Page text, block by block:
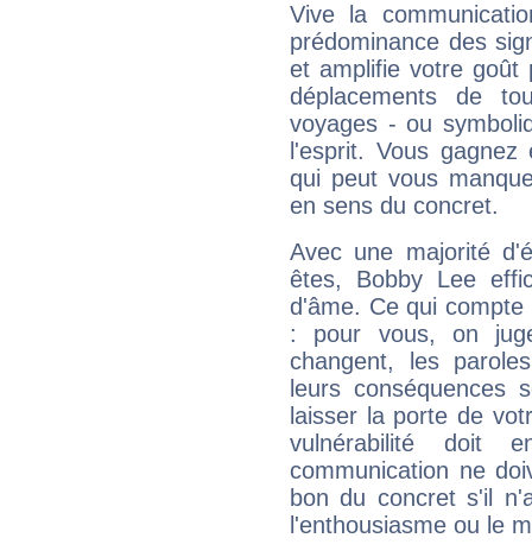
Vive la
prédominance des
et amplifie votre goût
déplacements de
voyages - ou
l'esprit. Vous
qui peut vous
en sens du concret.
Avec une majorité
êtes, Bobby Lee
d'âme. Ce qui
: pour vous, on
changent, les
leurs conséquences
laisser la porte de
vulnérabilité doit
communication ne
bon du concret s'il
l'enthousiasme ou le